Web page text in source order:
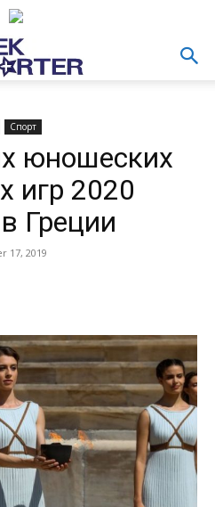
Спорт
юношеских
игр 2020
Греции
17, 2019